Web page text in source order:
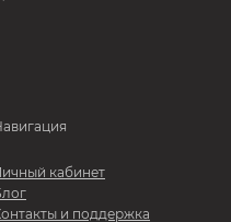
кабинет
и поддержка